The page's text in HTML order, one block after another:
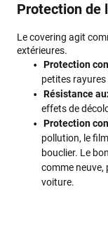
Protection de
Le covering agit
extérieures.
Protection
petites
Résistance
effets de
Protection
pollution, le
bouclier. Le
comme neuve,
voiture.